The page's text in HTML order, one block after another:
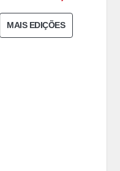
MAIS EDIÇÕES